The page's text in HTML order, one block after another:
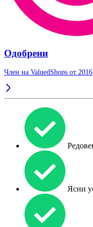
Одобрени
Член на ValuedShops от 2016
Ясни